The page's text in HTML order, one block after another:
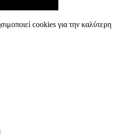
cookies για την καλύτερη